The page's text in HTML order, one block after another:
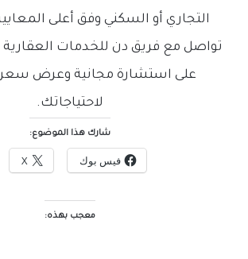
التجاري أو السكني وفق أعلى
تواصل مع فريق دن للخدمات
على استشارة مجانية وعرض
لاحتياجاتك.
شارك هذا الموضوع:
فيس بوك X
معجب بهذه: